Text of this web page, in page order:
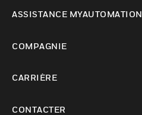
ASSISTANCE MYAUTOMATION
COMPAGNIE
CARRIÈRE
CONTACTER